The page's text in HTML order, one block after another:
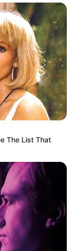
The List That